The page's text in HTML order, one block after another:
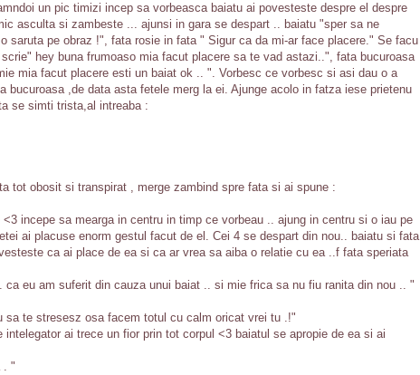
un pic timizi incep sa vorbeasca baiatu ai povesteste despre el despre
asculta si zambeste ... ajunsi in gara se despart .. baiatu "sper sa ne
saruta pe obraz !", fata rosie in fata " Sigur ca da mi-ar face placere." Se facu
hey buna frumoaso mia facut placere sa te vad astazi..", fata bucuroasa
mia facut placere esti un baiat ok .. ". Vorbesc ce vorbesc si asi dau o a
bucuroasa ,de data asta fetele merg la ei. Ajunge acolo in fatza iese prietenu
se simti trista,al intreaba :
tot obosit si transpirat , merge zambind spre fata si ai spune :
incepe sa mearga in centru in timp ce vorbeau .. ajung in centru si o iau pe
ai placuse enorm gestul facut de el. Cei 4 se despart din nou.. baiatu si fata
ca ai place de ea si ca ar vrea sa aiba o relatie cu ea ..f fata speriata
eu am suferit din cauza unui baiat .. si mie frica sa nu fiu ranita din nou .. "
sa te stresesz osa facem totul cu calm oricat vrei tu .!"
intelegator ai trece un fior prin tot corpul <3 baiatul se apropie de ea si ai
. "